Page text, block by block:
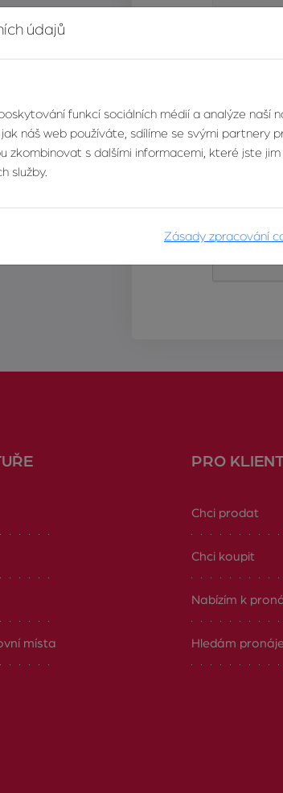
místa
PRO
Chci prodat
Chci koupit
Nabízím k
Hledám
údajů
funkcí sociálních médií a analýze naší
náš web používáte, sdílíme se svými partnery
zkombinovat s dalšími informacemi, které jste
služby.
Zásady zpracování